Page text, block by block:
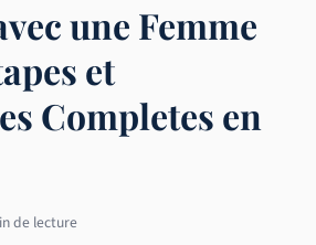
une Femme
et
Completes en
de lecture